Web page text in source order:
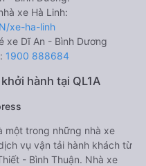
xe Hà Linh:
xe-ha-linh
xe Dĩ An - Bình Dương
1900 888684
hành tại QL1A
một trong những nhà xe
vụ vận tải hành khách từ
- Bình Thuận. Nhà xe